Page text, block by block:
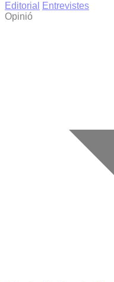
Editorial
Entrevistes
Opinió